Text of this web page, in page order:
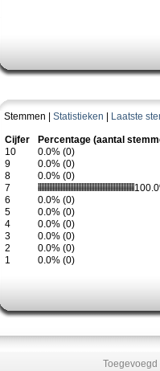
Stemmen | Statistieken Laatste
Cijfer
Percentage (aantal
10
0.0% (0)
9
0.0% (0)
8
0.0% (0)
7
6
0.0% (0)
5
0.0% (0)
4
0.0% (0)
3
0.0% (0)
2
0.0% (0)
1
0.0% (0)
Toegevoegd